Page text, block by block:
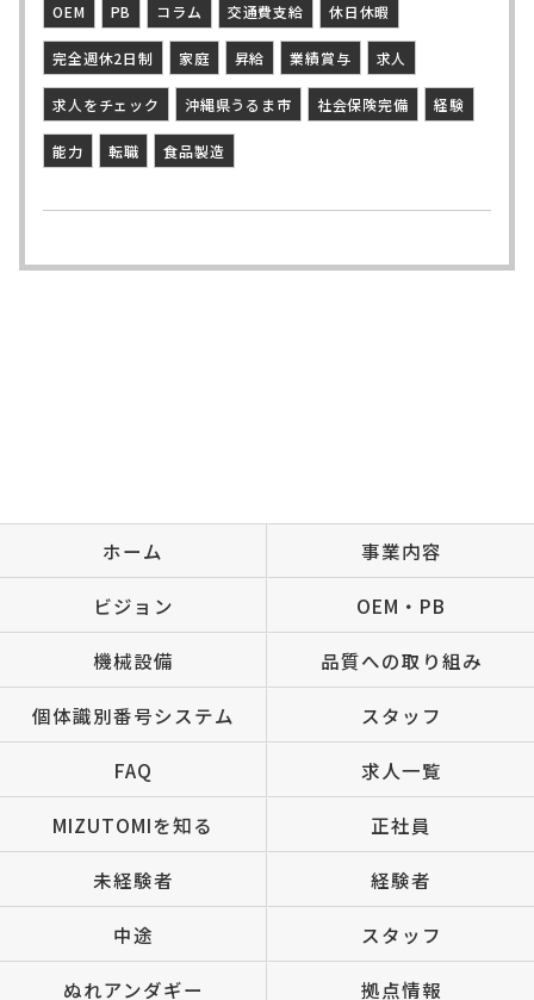
OEM PB コラム 交通費支給 休日休暇
完全週休2日制 家庭 昇給 業績賞与 求人
求人をチェック 沖縄県うるま市 社会保険完備 経験
能力 転職 食品製造
ホーム 事業内容
ビジョン OEM・PB
機械設備 品質への取り組み
個体識別番号システム スタッフ
FAQ 求人一覧
MIZUTOMIを知る 正社員
未経験者 経験者
中途 スタッフ
ぬれアンダギー 拠点情報